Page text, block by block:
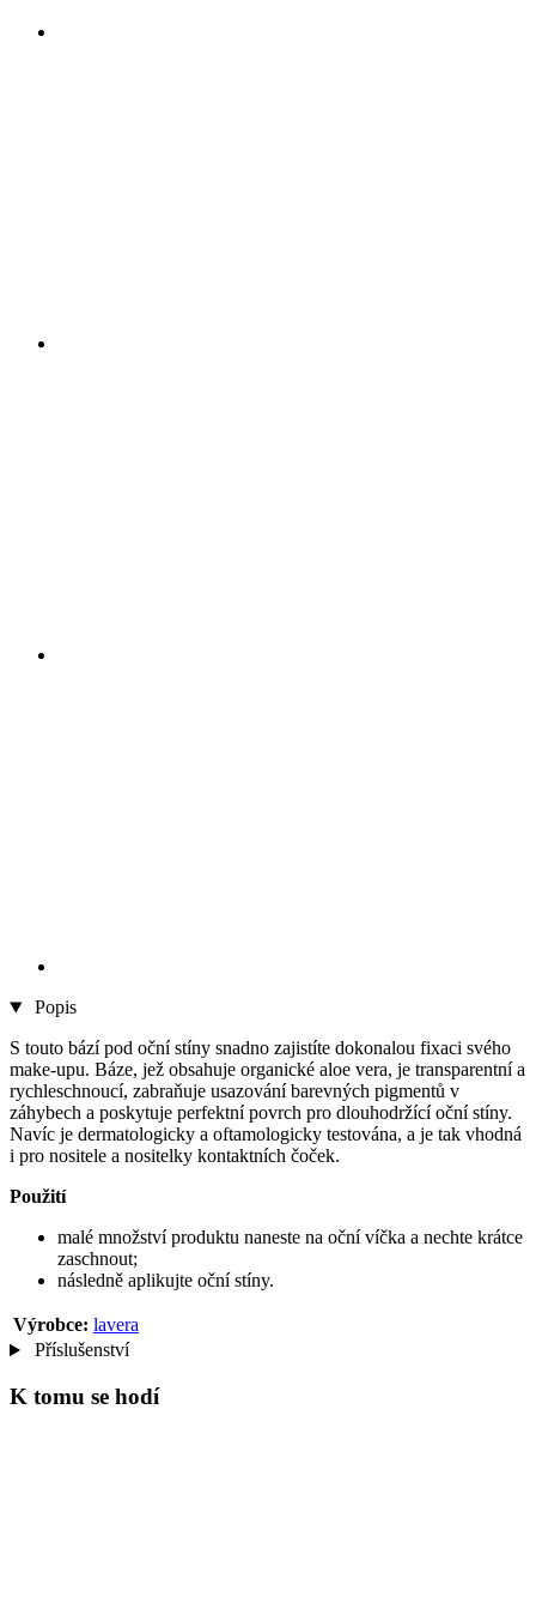
Popis
S touto bází pod oční stíny snadno zajistíte dokonalou fixaci svého
make-upu. Báze, jež obsahuje organické aloe vera, je transparentní a
rychleschnoucí, zabraňuje usazování barevných pigmentů v
záhybech a poskytuje perfektní povrch pro dlouhodržící oční stíny.
Navíc je dermatologicky a oftamologicky testována, a je tak vhodná
i pro nositele a nositelky kontaktních čoček.
Použití
malé množství produktu naneste na oční víčka a nechte krátce
zaschnout;
následně aplikujte oční stíny.
Výrobce: lavera
Příslušenství
K tomu se hodí